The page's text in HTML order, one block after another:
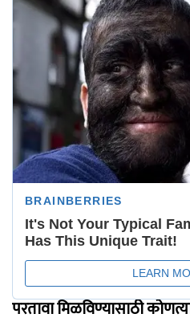
परतावा मिळविण्यासाठी